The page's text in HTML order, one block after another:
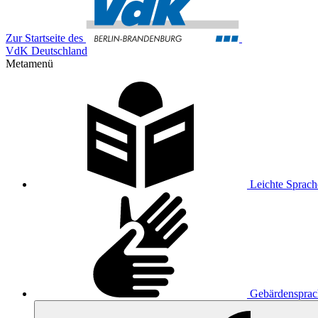
Zur Startseite des
VdK Deutschland
Metamenü
Leichte